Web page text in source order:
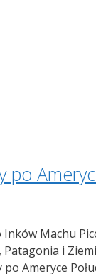
po
Machu
i
Ameryce